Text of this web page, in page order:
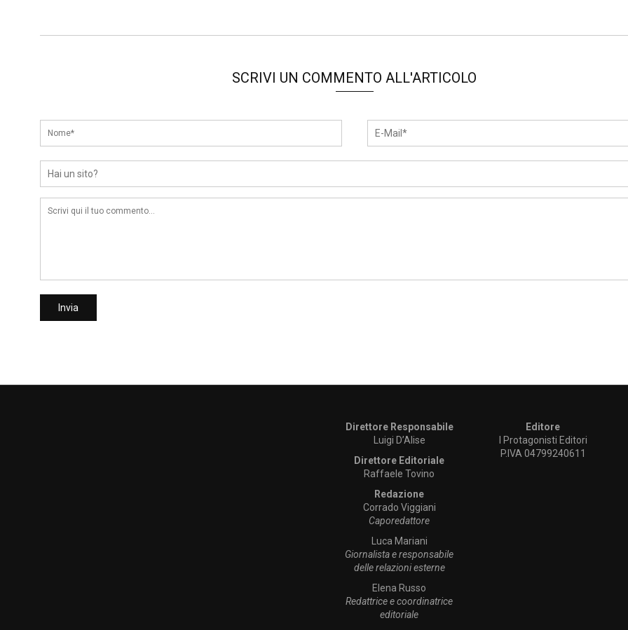
SCRIVI UN COMMENTO ALL'ARTICOLO
Direttore Responsabile
Luigi D’Alise
Direttore Editoriale
Raffaele Tovino
Redazione
Corrado Viggiani
Caporedattore
Luca Mariani
Giornalista e responsabile
delle relazioni esterne
Elena Russo
Redattrice e coordinatrice
editoriale
Editore
I Protagonisti Editori
P.IVA 04799240611